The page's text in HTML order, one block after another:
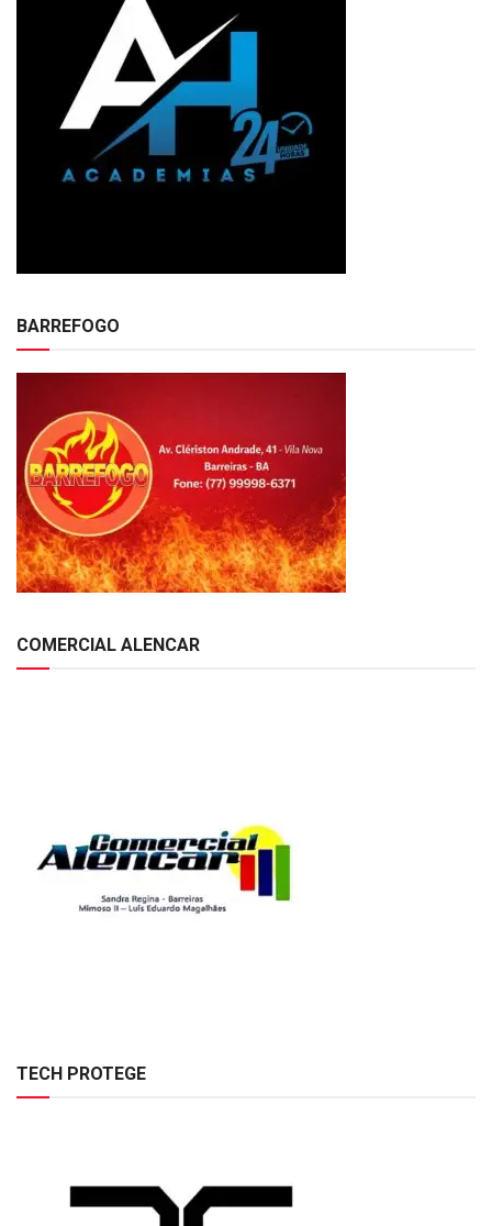
BARREFOGO
COMERCIAL ALENCAR
TECH PROTEGE